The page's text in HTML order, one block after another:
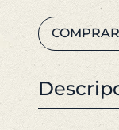
Memorial
de
Infantería.
Año
XXII.
Tomo
COMPRAR